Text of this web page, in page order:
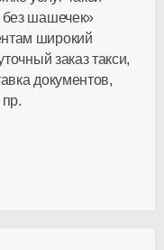
без шашечек»
широкий
заказ такси,
документов,